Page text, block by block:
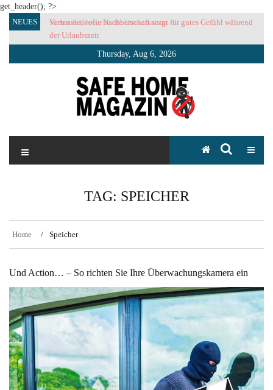
get_header(); ?>
Skip
content
NEUES
Vertrauensvolle Nachbarschaft sorgt für gutes Gefühl während
der Urlaubszeit
Thursday, Aug 6, 2026
SAFE HOME Magazin
TAG: SPEICHER
Home Speicher
Und Action… – So richten Sie Ihre Überwachungskamera ein